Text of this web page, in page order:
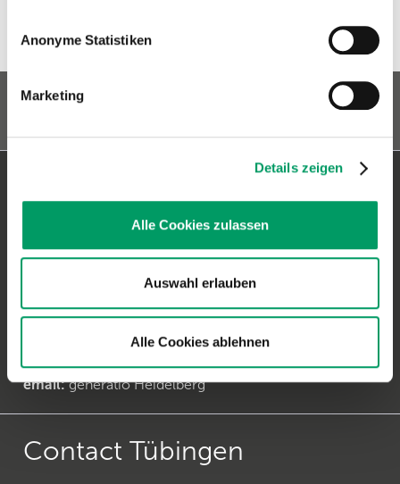
Anonyme Statistiken
Marketing
Details zeigen
Alle Cookies zulassen
Auswahl erlauben
Alle Cookies ablehnen
Similar products
Generatio GmbH
Blumenstr. 49
D-69115 Heidelberg
Contact: Dog Genetics
+49 (0)6221-38935-30
Fax:+49 (0)6221-38935-31
email: generatio Heidelberg
Contact Tübingen